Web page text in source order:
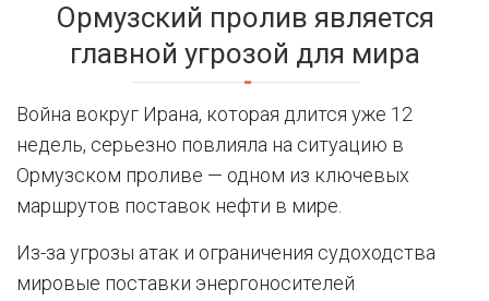
Ормузский пролив является
главной угрозой для мира
Война вокруг Ирана, которая длится уже 12
недель, серьезно повлияла на ситуацию в
Ормузском проливе — одном из ключевых
маршрутов поставок нефти в мире.
Из-за угрозы атак и ограничения судоходства
мировые поставки энергоносителей